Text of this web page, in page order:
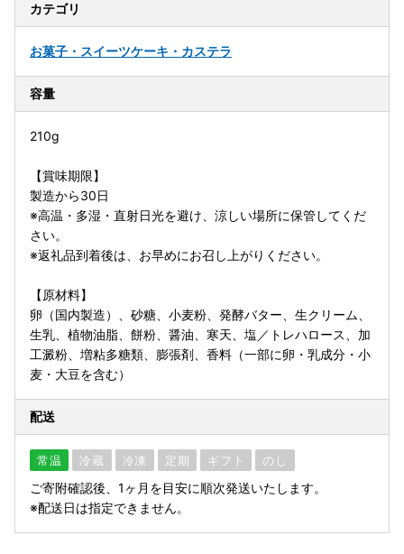
カテゴリ
お菓子・スイーツケーキ・カステラ
容量
210g
【賞味期限】
製造から30日
※高温・多湿・直射日光を避け、涼しい場所に保管してくだ
さい。
※返礼品到着後は、お早めにお召し上がりください。
【原材料】
卵（国内製造）、砂糖、小麦粉、発酵バター、生クリーム、
生乳、植物油脂、餅粉、醤油、寒天、塩／トレハロース、加
工澱粉、増粘多糖類、膨張剤、香料（一部に卵・乳成分・小
麦・大豆を含む）
配送
常温 冷蔵 冷凍 定期 ギフト のし
ご寄附確認後、1ヶ月を目安に順次発送いたします。
※配送日は指定できません。